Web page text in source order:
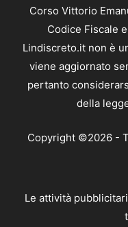
Corso Vittorio
Codice Fiscale
Lindiscreto.it non è
viene aggiornato
pertanto
della
Copyright ©2026 -
Le attività